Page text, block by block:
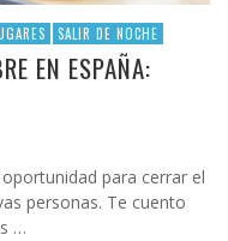
SALIR DE NOCHE
EN ESPAÑA:
para cerrar el
personas. Te cuento
…